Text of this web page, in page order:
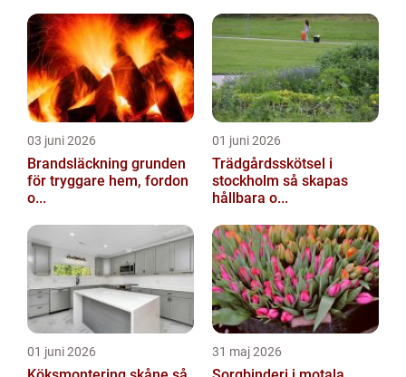
03 juni 2026
Brandsläckning grunden
för tryggare hem, fordon
o...
01 juni 2026
Trädgårdsskötsel i
stockholm så skapas
hållbara o...
01 juni 2026 31 maj 2026